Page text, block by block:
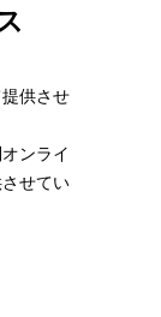
供させ
ンライ
せてい